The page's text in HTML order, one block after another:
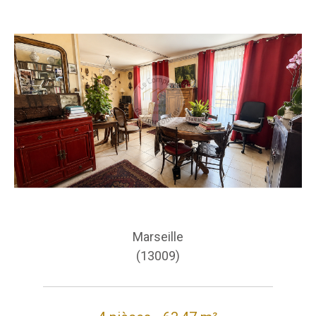
Marseille
(13009)